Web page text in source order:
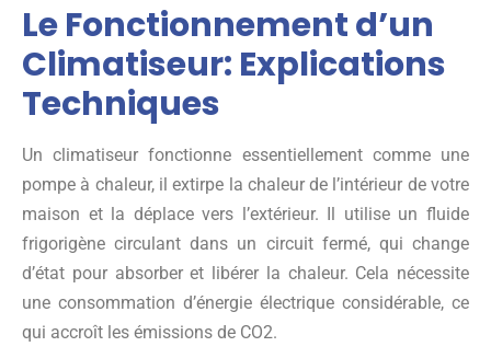
Le Fonctionnement d’un
Climatiseur: Explications
Techniques
Un climatiseur fonctionne essentiellement comme une
pompe à chaleur, il extirpe la chaleur de l’intérieur de votre
maison et la déplace vers l’extérieur. Il utilise un fluide
frigorigène circulant dans un circuit fermé, qui change
d’état pour absorber et libérer la chaleur. Cela nécessite
une consommation d’énergie électrique considérable, ce
qui accroît les émissions de CO2.